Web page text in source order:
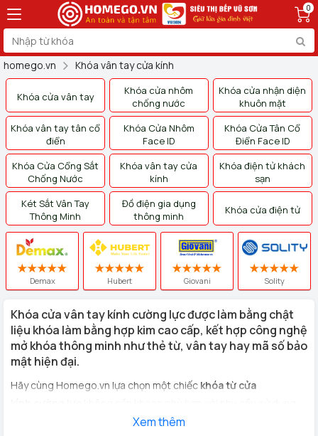
0
homego.vn Khóa vân tay cửa kính
Khóa cửa vân tay
Khóa cửa nhôm
chống nước
Khóa cửa nhận diện
khuôn mặt
Khóa vân tay tân cổ
điển
Khóa Cửa Nhôm
Face ID
Khóa Cửa Tân Cổ
Điển Face ID
Khóa Cửa Cổng Sắt
Chống Nước
Khóa vân tay cửa
kính
Khóa điện tử khách
sạn
Két Sắt Vân Tay
Thông Minh
Đồ điện gia dụng
thông minh
Khóa cửa điện tử
Demax Hubert Giovani Solity
Khóa cửa vân tay kính cường lực được làm bằng chật
liệu khóa làm bằng hợp kim cao cấp, kết hợp công nghệ
mở khóa thông minh như thẻ từ, vân tay hay mã số bảo
mật hiện đại.
Hãy cùng Homego.vn lựa chọn một chiếc khóa từ cửa
cửa kính văn phòng, cửa hàng, nhà riêng
Xem thêm